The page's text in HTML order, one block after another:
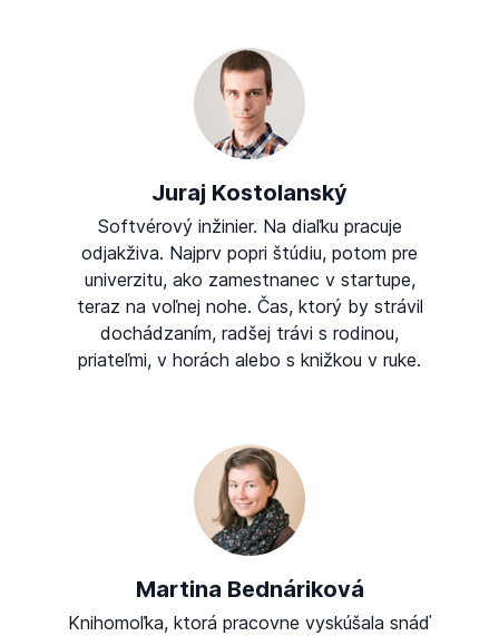
Juraj Kostolanský
Softvérový inžinier. Na diaľku pracuje
odjakživa. Najprv popri štúdiu, potom pre
univerzitu, ako zamestnanec v startupe,
teraz na voľnej nohe. Čas, ktorý by strávil
dochádzaním, radšej trávi s rodinou,
priateľmi, v horách alebo s knižkou v ruke.
Martina Bednáriková
Knihomoľka, ktorá pracovne vyskúšala snáď